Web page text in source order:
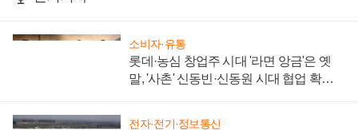
소비자·유통
롯데·농심 창업주 시대 '라면 앙금'은 옛
말, '사촌' 신동빈·신동원 시대 협업 확대
전자·전기·정보통신